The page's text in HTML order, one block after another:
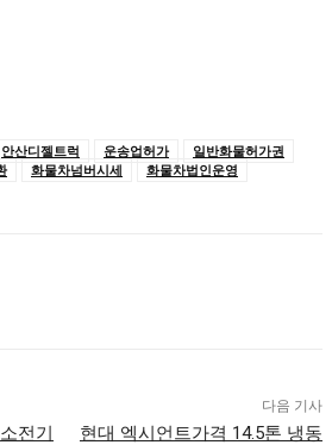
안산디젤트럭 운송업허가
일반화물허가권
화물차넘버시세
화물차법인운영
전기
다음 기사
현대 엑시언트가격 14.5톤 냉동